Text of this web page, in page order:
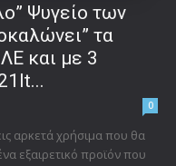
Ψυγείο των
τα
και με 3
0
αρκετά χρήσιμα που θα
εξαιρετικό προϊόν που